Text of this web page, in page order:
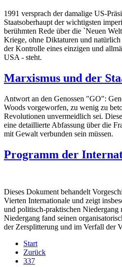
1991 versprach der damalige US-
Staatsoberhaupt der wichtigsten
berühmten Rede über die `Neuen
Kriege, ohne Diktaturen und
der Kontrolle eines einzigen und
USA - steht.
Marxismus und der
Antwort an den Genossen "GO":
Woods vorgeworfen, zu wenig zu
Revolutionen unvermeidlich sei.
eine detaillierte Abfassung über die
mit Gewalt verbunden sein müssen.
Programm der
Dieses Dokument behandelt
Vierten Internationale und zeigt
und politisch-praktischen Niedergang
Niedergang fand seinen
der Zersplitterung und im Verfall der
Start
Zurück
337